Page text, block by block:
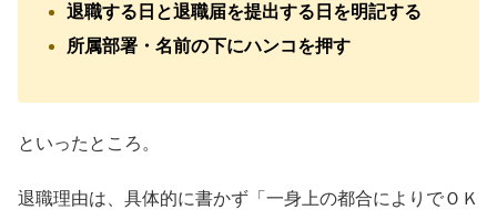
退職する日と退職届を提出する日を明記する
所属部署・名前の下にハンコを押す
といったところ。
退職理由は、具体的に書かず「一身上の都合によりでＯＫ